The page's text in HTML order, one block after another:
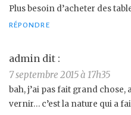
Plus besoin d’acheter des
RÉPONDRE
admin dit :
7 septembre 2015 à 17h35
bah, j’ai pas fait grand
vernir… c’est la nature qui a